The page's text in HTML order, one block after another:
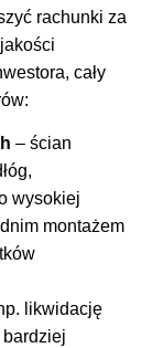
rachunki za
cały
– ścian
wysokiej
montażem
likwidację